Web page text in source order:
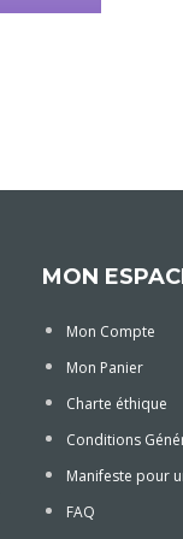
MON
Mon Compte
Mon Panier
Charte éthique
Conditions
Manifeste pour
FAQ